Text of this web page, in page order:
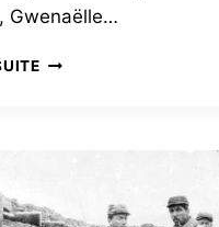
Gwenaëlle…
LETTRES
SURVIE